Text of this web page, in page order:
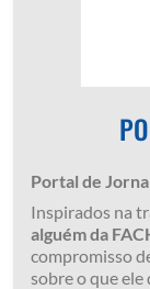
Portal de
Inspirados na
alguém da
compromisso
sobre o que ele